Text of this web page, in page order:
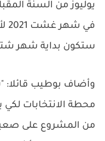
يوليوز من السنة
ستكون بداية شهر شتنبر
وأضاف بوطيب قائلا:
محطة الانتخابات لكي
من المشروع على